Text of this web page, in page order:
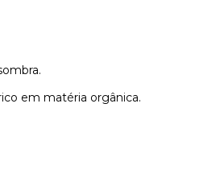
em matéria orgânica.